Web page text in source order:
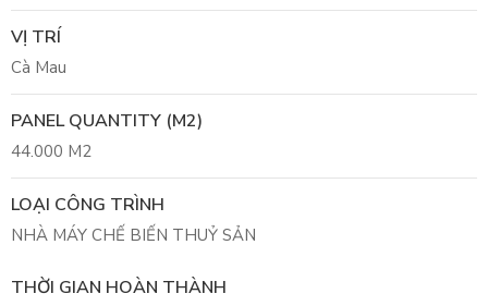
VỊ TRÍ
Cà Mau
PANEL QUANTITY (M2)
44.000 M2
LOẠI CÔNG TRÌNH
NHÀ MÁY CHẾ BIẾN THUỶ SẢN
THỜI GIAN HOÀN THÀNH